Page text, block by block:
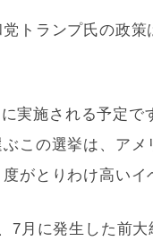
トランプ氏の政策
実施される予定で
この選挙は、アメ
がとりわけ高いイ
7月に発生した前